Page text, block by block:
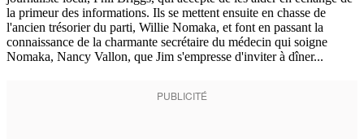
la primeur des informations. Ils se mettent ensuite en chasse de
l'ancien trésorier du parti, Willie Nomaka, et font en passant la
connaissance de la charmante secrétaire du médecin qui soigne
Nomaka, Nancy Vallon, que Jim s'empresse d'inviter à dîner...